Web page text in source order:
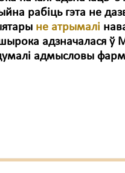
рабіць гэта не
не атрымалі
адзначалася ў
адмысловы